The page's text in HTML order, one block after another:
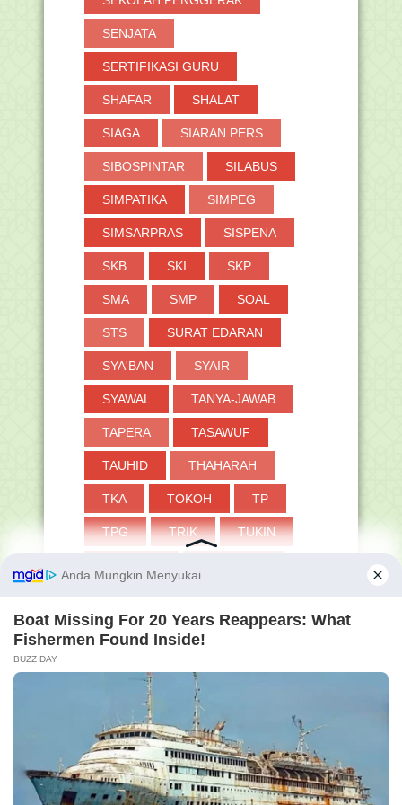
SENJATA
SERTIFIKASI GURU
SHAFAR SHALAT
SIAGA SIARAN PERS
SIBOSPINTAR SILABUS
SIMPATIKA SIMPEG
SIMSARPRAS SISPENA
SKB SKI SKP
SMA SMP SOAL
STS SURAT EDARAN
SYA'BAN SYAIR
SYAWAL TANYA-JAWAB
TAPERA TASAWUF
TAUHID THAHARAH
TKA TOKOH TP
TPG TRIK TUKIN
UMUM VERVAL PD
baik di dunia maupun di akhirat. Aamiin ya
Membershi
Pengunjun